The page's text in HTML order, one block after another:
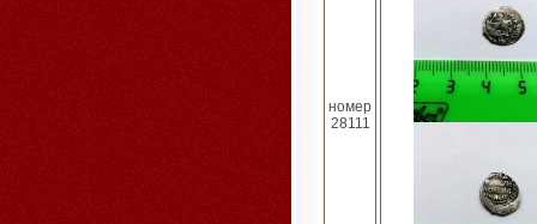
номер
28111